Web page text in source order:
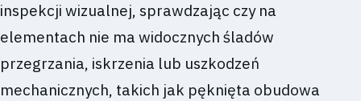
inspekcji wizualnej, sprawdzając czy na
elementach nie ma widocznych śladów
przegrzania, iskrzenia lub uszkodzeń
mechanicznych, takich jak pęknięta obudowa